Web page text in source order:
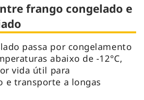
frango congelado e
passa por congelamento
abaixo de -12°C,
vida útil para
e transporte a longas